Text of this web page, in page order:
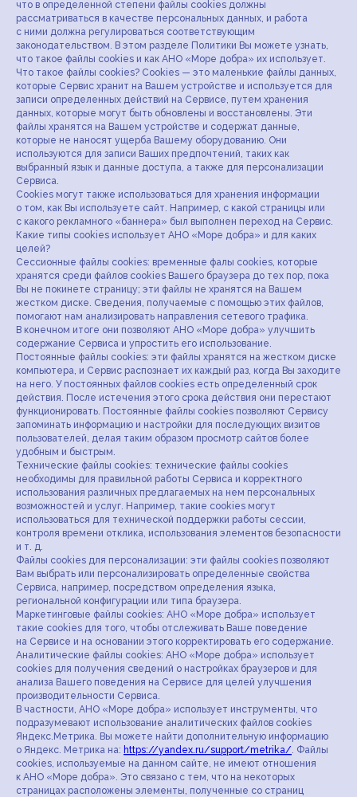
что в определенной степени файлы cookies должны
рассматриваться в качестве персональных данных, и работа
с ними должна регулироваться соответствующим
законодательством. В этом разделе Политики Вы можете узнать,
что такое файлы cookies и как АНО «Море добра» их использует.
Что такое файлы cookies? Cookies — это маленькие файлы данных,
которые Сервис хранит на Вашем устройстве и используется для
записи определенных действий на Сервисе, путем хранения
данных, которые могут быть обновлены и восстановлены. Эти
файлы хранятся на Вашем устройстве и содержат данные,
которые не наносят ущерба Вашему оборудованию. Они
используются для записи Ваших предпочтений, таких как
выбранный язык и данные доступа, а также для персонализации
Сервиса.
Cookies могут также использоваться для хранения информации
о том, как Вы используете сайт. Например, с какой страницы или
с какого рекламного «баннера» был выполнен переход на Сервис.
Какие типы cookies использует АНО «Море добра» и для каких
целей?
Сессионные файлы cookies: временные фалы cookies, которые
хранятся среди файлов cookies Вашего браузера до тех пор, пока
Вы не покинете страницу; эти файлы не хранятся на Вашем
жестком диске. Сведения, получаемые с помощью этих файлов,
помогают нам анализировать направления сетевого трафика.
В конечном итоге они позволяют АНО «Море добра» улучшить
содержание Сервиса и упростить его использование.
Постоянные файлы cookies: эти файлы хранятся на жестком диске
компьютера, и Сервис распознает их каждый раз, когда Вы заходите
на него. У постоянных файлов cookies есть определенный срок
действия. После истечения этого срока действия они перестают
функционировать. Постоянные файлы cookies позволяют Сервису
запоминать информацию и настройки для последующих визитов
пользователей, делая таким образом просмотр сайтов более
удобным и быстрым.
Технические файлы cookies: технические файлы cookies
необходимы для правильной работы Сервиса и корректного
использования различных предлагаемых на нем персональных
возможностей и услуг. Например, такие cookies могут
использоваться для технической поддержки работы сессии,
контроля времени отклика, использования элементов безопасности
и т. д.
Файлы cookies для персонализации: эти файлы cookies позволяют
Вам выбрать или персонализировать определенные свойства
Сервиса, например, посредством определения языка,
региональной конфигурации или типа браузера.
Маркетинговые файлы cookies: АНО «Море добра» использует
такие cookies для того, чтобы отслеживать Ваше поведение
на Сервисе и на основании этого корректировать его содержание.
Аналитические файлы cookies: АНО «Море добра» использует
cookies для получения сведений о настройках браузеров и для
анализа Вашего поведения на Сервисе для целей улучшения
производительности Сервиса.
В частности, АНО «Море добра» использует инструменты, что
подразумевают использование аналитических файлов cookies
Яндекс.Метрика. Вы можете найти дополнительную информацию
о Яндекс. Метрика на: https://yandex.ru/support/metrika/. Файлы
cookies, используемые на данном сайте, не имеют отношения
к АНО «Море добра». Это связано с тем, что на некоторых
страницах расположены элементы, полученные со страниц